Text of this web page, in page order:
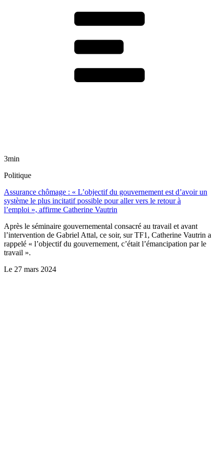
3min
Politique
Assurance chômage : « L’objectif du gouvernement est d’avoir un
système le plus incitatif possible pour aller vers le retour à
l’emploi », affirme Catherine Vautrin
Après le séminaire gouvernemental consacré au travail et avant
l’intervention de Gabriel Attal, ce soir, sur TF1, Catherine Vautrin a
rappelé « l’objectif du gouvernement, c’était l’émancipation par le
travail ».
Le 27 mars 2024